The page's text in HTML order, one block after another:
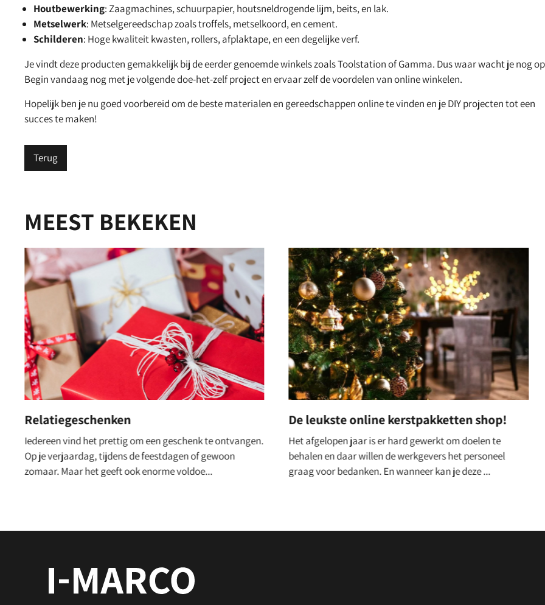
Houtbewerking: Zaagmachines, schuurpapier, houtsneldrogende lijm, beits, en lak.
Metselwerk: Metselgereedschap zoals troffels, metselkoord, en cement.
Schilderen: Hoge kwaliteit kwasten, rollers, afplaktape, en een degelijke verf.
Je vindt deze producten gemakkelijk bij de eerder genoemde winkels zoals Toolstation of Gamma. Dus waar wacht je nog
Begin vandaag nog met je volgende doe-het-zelf project en ervaar zelf de voordelen van online winkelen.
Hopelijk ben je nu goed voorbereid om de beste materialen en gereedschappen online te vinden en je DIY projecten tot een
succes te maken!
Terug
MEEST BEKEKEN
De leukste online kerstpakketten shop!
Het afgelopen jaar is er hard gewerkt om doelen te
behalen en daar willen de werkgevers het personeel
graag voor bedanken. En wanneer kan je deze ...
Hypotheekadvies vragen en vergelijken
Een van de grootste dromen van mensen is om een eigen
woning te hebben waarin ze met hun gezin kunnen leven.
Meestal is een woning te duur om uit ...